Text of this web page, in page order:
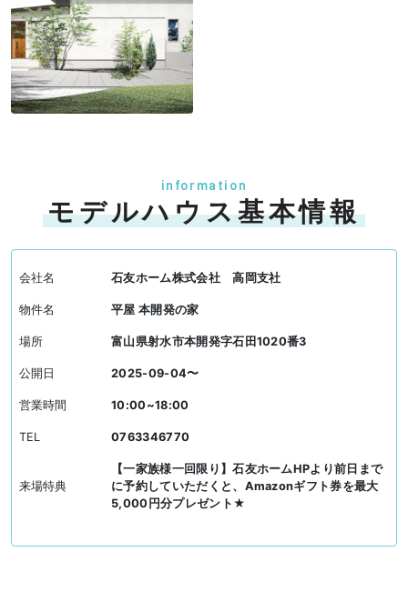
information
モデルハウス基本情報
会社名 石友ホーム株式会社 高岡支社
物件名 平屋 本開発の家
場所 富山県射水市本開発字石田1020番3
公開日 2025-09-04〜
営業時間 10:00~18:00
TEL 0763346770
来場特典
【一家族様一回限り】石友ホームHPより前日まで
に予約していただくと、Amazonギフト券を最大
5,000円分プレゼント★